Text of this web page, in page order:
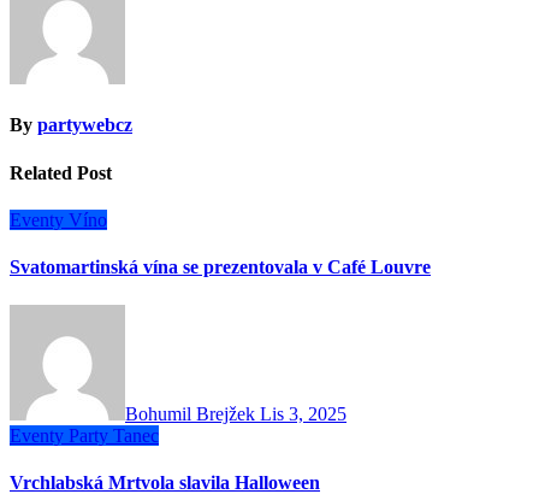
By partywebcz
Related Post
Eventy Víno
Svatomartinská vína se prezentovala v Café Louvre
Bohumil Brejžek Lis 3, 2025
Eventy Party Tanec
Vrchlabská Mrtvola slavila Halloween